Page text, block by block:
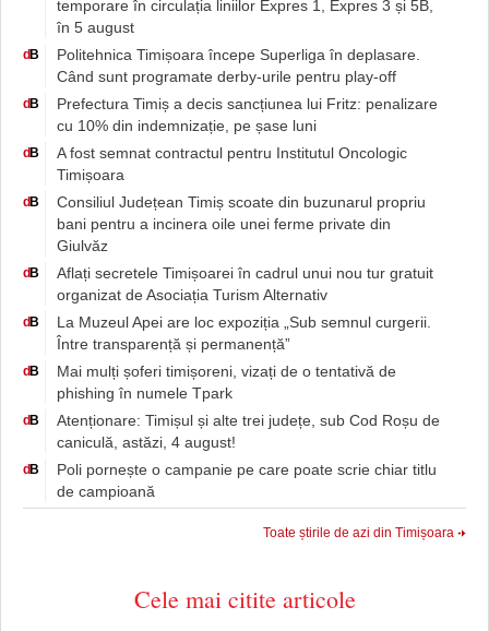
temporare în circulația liniilor Expres 1, Expres 3 și 5B,
în 5 august
dB
Politehnica Timișoara începe Superliga în deplasare.
Când sunt programate derby-urile pentru play-off
dB
Prefectura Timiș a decis sancțiunea lui Fritz: penalizare
cu 10% din indemnizație, pe șase luni
dB
A fost semnat contractul pentru Institutul Oncologic
Timișoara
dB
Consiliul Județean Timiș scoate din buzunarul propriu
bani pentru a incinera oile unei ferme private din
Giulvăz
dB
Aflați secretele Timișoarei în cadrul unui nou tur gratuit
organizat de Asociația Turism Alternativ
dB
La Muzeul Apei are loc expoziția „Sub semnul curgerii.
Între transparență și permanență”
dB
Mai mulți șoferi timișoreni, vizați de o tentativă de
phishing în numele Tpark
dB
Atenționare: Timișul și alte trei județe, sub Cod Roșu de
caniculă, astăzi, 4 august!
dB
Poli pornește o campanie pe care poate scrie chiar titlu
de campioană
Toate știrile de azi din Timișoara
Cele mai citite articole